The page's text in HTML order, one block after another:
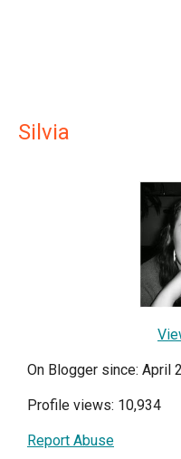
Silvia
On Blogger since: April
Profile views: 10,934
Report Abuse